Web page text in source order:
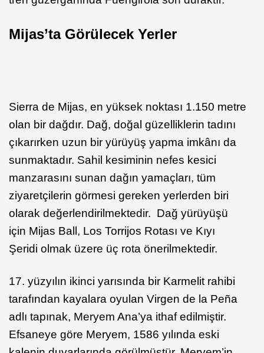
Mijas’ta Görülecek Yerler
Sierra de Mijas, en yüksek noktası 1.150 metre
olan bir dağdır. Dağ, doğal güzelliklerin tadını
çıkarırken uzun bir yürüyüş yapma imkânı da
sunmaktadır. Sahil kesiminin nefes kesici
manzarasını sunan dağın yamaçları, tüm
ziyaretçilerin görmesi gereken yerlerden biri
olarak değerlendirilmektedir. Dağ yürüyüşü
için Mijas Ball, Los Torrijos Rotası ve Kıyı
Şeridi olmak üzere üç rota önerilmektedir.
17. yüzyılın ikinci yarısında bir Karmelit rahibi
tarafından kayalara oyulan Virgen de la Peña
adlı tapınak, Meryem Ana’ya ithaf edilmiştir.
Efsaneye göre Meryem, 1586 yılında eski